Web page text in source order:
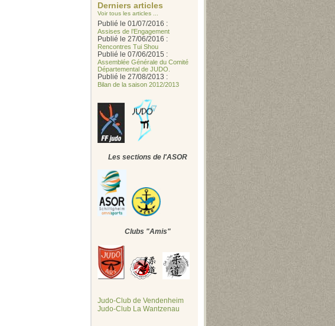
Derniers articles
Voir tous les articles ...
Publié le 01/07/2016 :
Assises de l’Engagement
Publié le 27/06/2016 :
Rencontres Tui Shou
Publié le 07/06/2015 :
Assemblée Générale du Comité
Départemental de JUDO.
Publié le 27/08/2013 :
Bilan de la saison 2012/2013
Les sections de l'ASOR
Clubs "Amis"
Judo-Club de Vendenheim
Judo-Club La Wantzenau